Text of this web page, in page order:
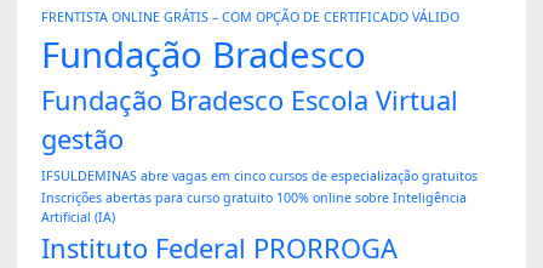
FRENTISTA ONLINE GRÁTIS – COM OPÇÃO DE CERTIFICADO VÁLIDO
Fundação Bradesco
Fundação Bradesco Escola Virtual
gestão
IFSULDEMINAS abre vagas em cinco cursos de especialização gratuitos
Inscrições abertas para curso gratuito 100% online sobre Inteligência
Artificial (IA)
Instituto Federal PRORROGA